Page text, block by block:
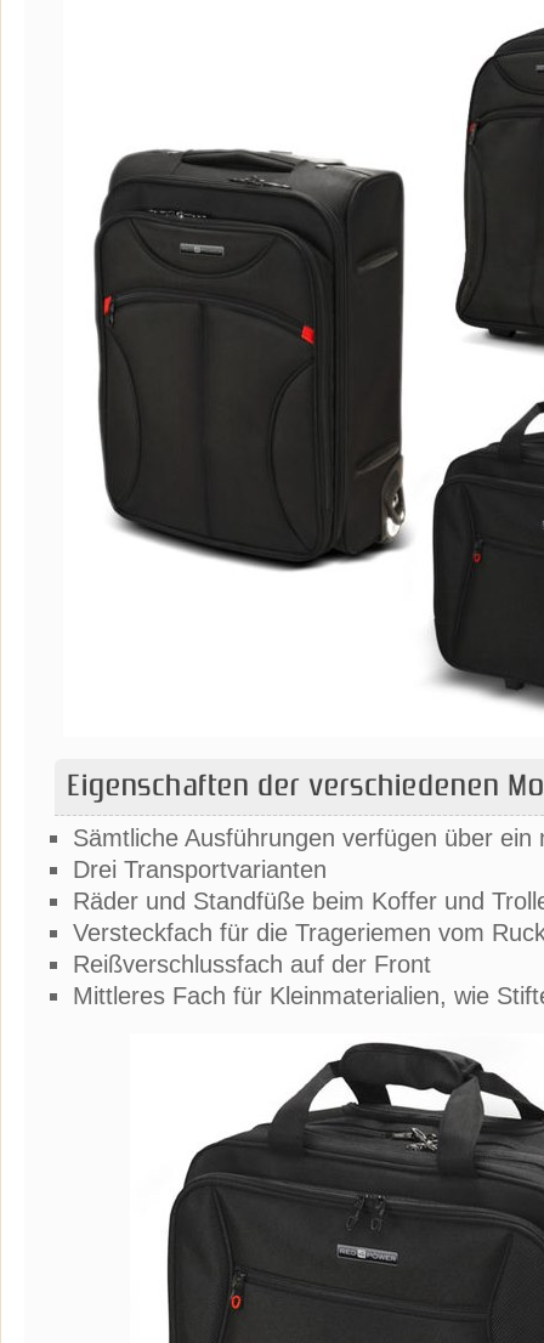
Eigenschaften der verschiedenen
Sämtliche Ausführungen verfügen über ein
Drei Transportvarianten
Räder und Standfüße beim Koffer und
Versteckfach für die Trageriemen vom
Reißverschlussfach auf der Front
Mittleres Fach für Kleinmaterialien, wie